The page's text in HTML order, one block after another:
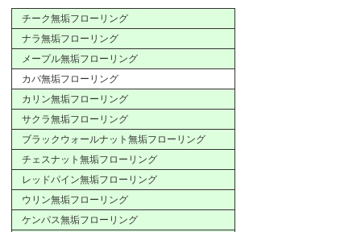
チーク無垢フローリング
ナラ無垢フローリング
メープル無垢フローリング
カバ無垢フローリング
カリン無垢フローリング
サクラ無垢フローリング
ブラックウォールナット無垢フローリング
チェスナット無垢フローリング
レッドパイン無垢フローリング
ウリン無垢フローリング
ケンパス無垢フローリング